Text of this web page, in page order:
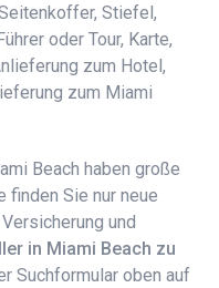
Stiefel,
oder Tour, Karte,
zum Hotel,
zum Miami
Beach haben große
finden Sie nur neue
und
in Miami Beach zu
Suchformular oben auf